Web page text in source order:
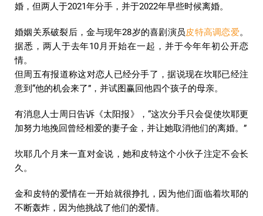
婚，但两人于2021年分手，并于2022年早些时候离婚。
婚姻关系破裂后，金与现年28岁的喜剧演员皮特高调恋爱。
据悉，两人于去年10月开始在一起，并于今年年初公开恋
情。
但周五有报道称这对恋人已经分手了，据说现在坎耶已经注
意到“他的机会来了”，并试图赢回他四个孩子的母亲。
有消息人士周日告诉《太阳报》，“这次分手只会促使坎耶更
加努力地挽回曾经相爱的妻子金，并让她取消他们的离婚。”
坎耶几个月来一直对金说，她和皮特这个小伙子注定不会长
久。
金和皮特的爱情在一开始就很挣扎，因为他们面临着坎耶的
不断轰炸，因为他挑战了他们的爱情。